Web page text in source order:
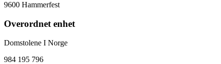
9600 Hammerfest
Overordnet enhet
Domstolene I Norge
984 195 796